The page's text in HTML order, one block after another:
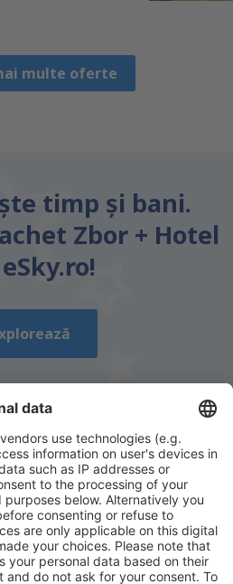
multe oferte
timp și bani.
Zbor + Hotel
noastrăși organizează-ţi
călătoriile